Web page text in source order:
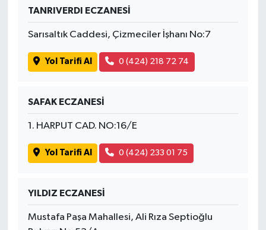
TANRIVERDI ECZANESİ
Sarısaltık Caddesi, Çizmeciler İşhanı No:7
Yol Tarifi Al 0 (424) 218 72 74
SAFAK ECZANESİ
1. HARPUT CAD. NO:16/E
Yol Tarifi Al 0 (424) 233 01 75
YILDIZ ECZANESİ
Mustafa Paşa Mahallesi, Ali Rıza Septioğlu